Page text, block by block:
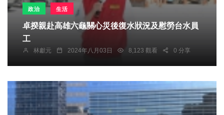
政治 生活
卓揆親赴高雄六龜關心災後復水狀況及慰勞台水員
工
林獻元 2024年八月03日 8,123 觀看 0 分享